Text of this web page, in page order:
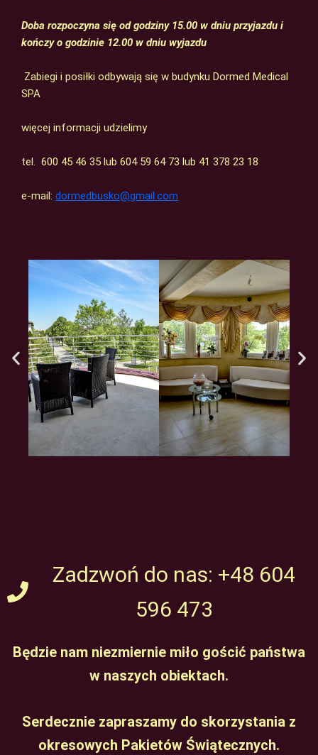
Doba rozpoczyna się od godziny 15.00 w dniu przyjazdu i
kończy o godzinie 12.00 w dniu wyjazdu
Zabiegi i posiłki odbywają się w budynku Dormed Medical
SPA
więcej informacji udzielimy
tel. 600 45 46 35 lub 604 59 64 73 lub 41 378 23 18
e-mail: dormedbusko@gmail.com
Zadzwoń do nas: +48 604
596 473
Będzie nam niezmiernie miło gościć państwa
w naszych obiektach.
Serdecznie zapraszamy do skorzystania z
okresowych Pakietów Świątecznych.